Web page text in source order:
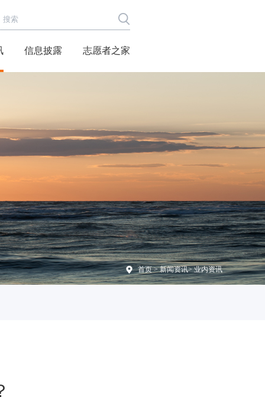
信息披露 志愿者之家
首页>新闻资讯>业内资讯